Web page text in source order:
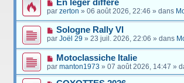
En léger différé
par zerton » 06 août 2026, 22:46 » dans
Sologne Rally VI
par Joël 29 » 23 juil. 2026, 22:06 » dans
Motoclassiche Italie
par manton1973 » 07 août 2026, 14:47 »